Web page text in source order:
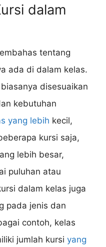
dalam
tentang
ada di dalam kelas.
disesuaikan
kebutuhan
yang lebih kecil,
kursi saja,
lebih besar,
puluhan atau
dalam kelas juga
pada jenis dan
contoh, kelas
jumlah kursi yang